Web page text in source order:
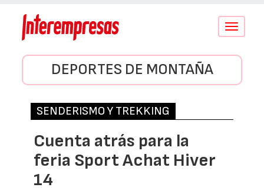
Conmutar
DEPORTES DE MONTAÑA
SENDERISMO Y TREKKING
Cuenta atrás para la
feria Sport Achat Hiver
14